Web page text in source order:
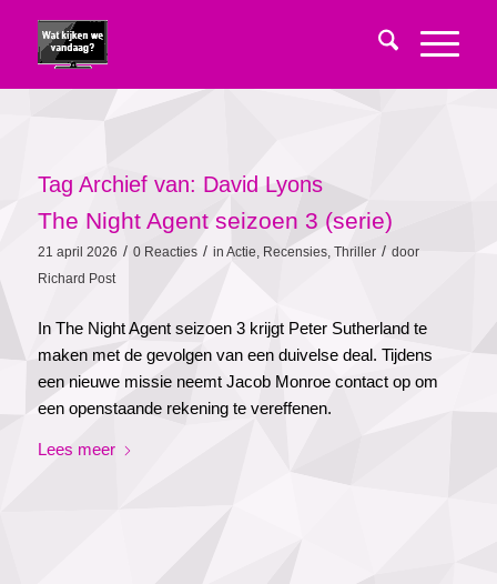
Tag Archief van: David Lyons
The Night Agent seizoen 3 (serie)
21 april 2026 / 0 Reacties / in Actie, Recensies, Thriller / door
Richard Post
In The Night Agent seizoen 3 krijgt Peter Sutherland te
maken met de gevolgen van een duivelse deal. Tijdens
een nieuwe missie neemt Jacob Monroe contact op om
een openstaande rekening te vereffenen.
Lees meer